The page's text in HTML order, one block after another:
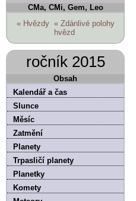
CMa, CMi, Gem, Leo
« Hvězdy « Zdánlivé polohy
hvězd
ročník 2015
Obsah
Kalendář a čas
Slunce
Měsíc
Zatmění
Planety
Trpasličí planety
Planetky
Komety